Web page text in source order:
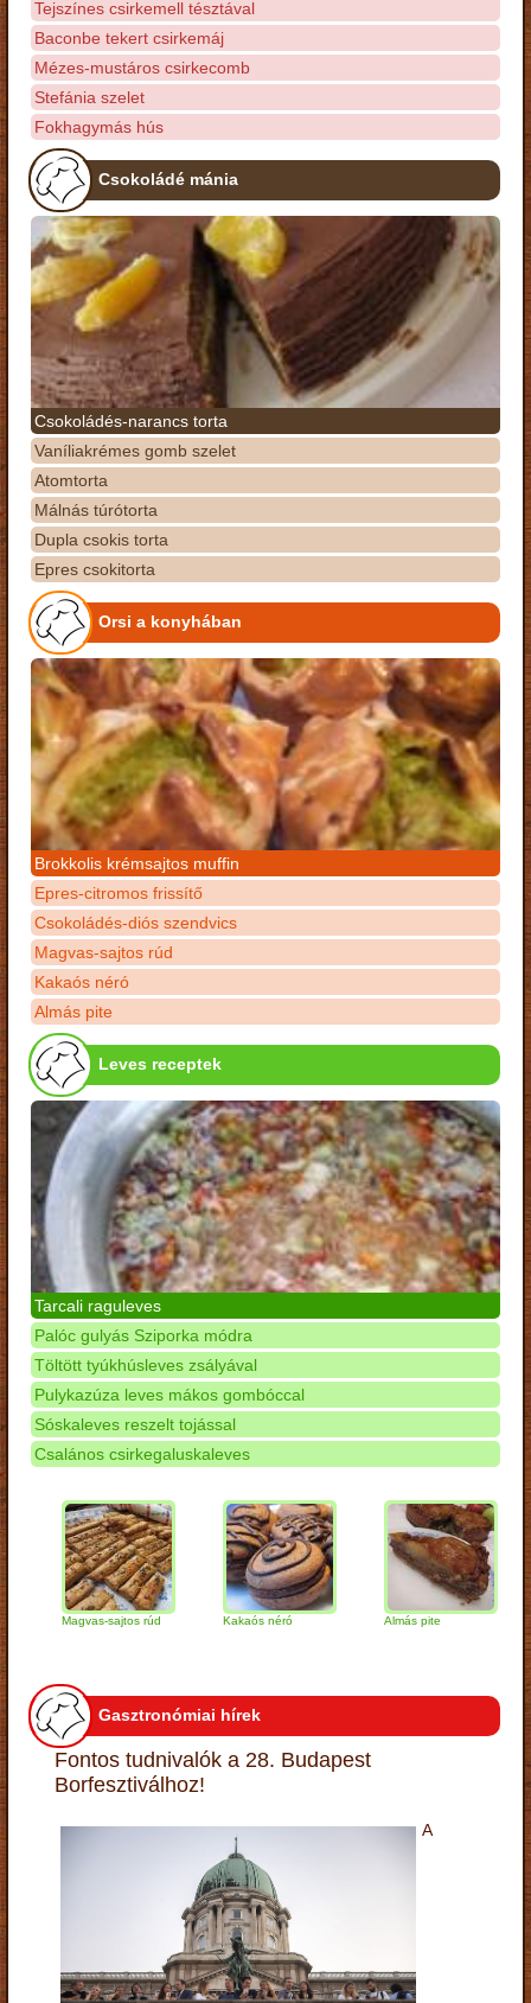
Tejszínes csirkemell tésztával
Baconbe tekert csirkemáj
Mézes-mustáros csirkecomb
Stefánia szelet
Fokhagymás hús
Csokoládé mánia
Csokoládés-narancs torta
Vaníliakrémes gomb szelet
Atomtorta
Málnás túrótorta
Dupla csokis torta
Epres csokitorta
Orsi a konyhában
Brokkolis krémsajtos muffin
Epres-citromos frissítő
Csokoládés-diós szendvics
Magvas-sajtos rúd
Kakaós néró
Almás pite
Leves receptek
Tarcali raguleves
Palóc gulyás Sziporka módra
Töltött tyúkhúsleves zsályával
Pulykazúza leves mákos gombóccal
Sóskaleves reszelt tojással
Csalános csirkegaluskaleves
Magvas-sajtos rúd Kakaós néró Almás pite
Gasztronómiai hírek
Fontos tudnivalók a 28. Budapest
Borfesztiválhoz!
A